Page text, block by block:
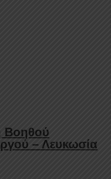
Βοηθού
– Λευκωσία